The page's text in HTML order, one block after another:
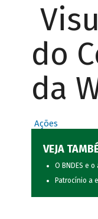
do
da
Ações
VEJA
O BNDES e
Patrocínio a